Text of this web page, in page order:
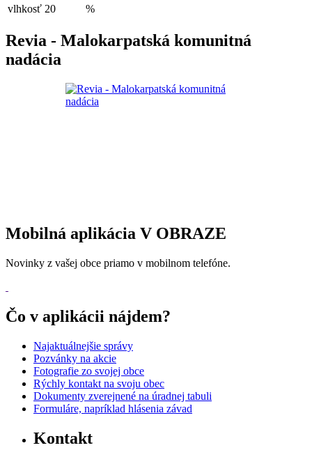
vlhkosť 20 %
Revia - Malokarpatská komunitná
nadácia
Mobilná aplikácia V OBRAZE
Novinky z vašej obce priamo v mobilnom telefóne.
Čo v aplikácii nájdem?
Najaktuálnejšie správy
Pozvánky na akcie
Fotografie zo svojej obce
Rýchly kontakt na svoju obec
Dokumenty zverejnené na úradnej tabuli
Formuláre, napríklad hlásenia závad
Kontakt